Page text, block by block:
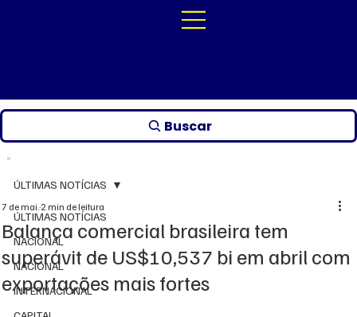
Buscar
ÚLTIMAS NOTÍCIAS
NACIONAL
NACIONAL
INTERNACIONAL
ÚLTIMAS NOTÍCIAS
Balança comercial brasileira tem
superávit de US$10,537 bi em abril com
exportações mais fortes
7 de mai.2 min de leitura